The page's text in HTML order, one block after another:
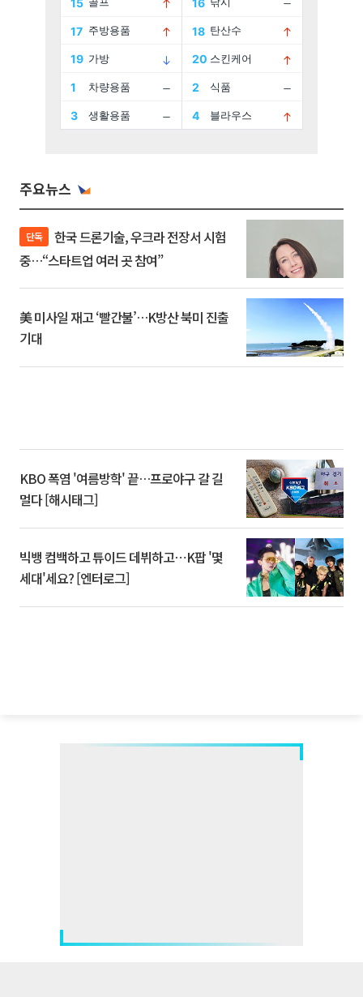
주요뉴스
단독
중…“스타트업 여러 곳 참여”
美 미사일 재고 ‘빨간불’…K방산 북미 진출
기대
KBO 폭염 '여름방학' 끝…프로야구 갈 길
멀다 [해시태그]
빅뱅 컴백하고 튜이드 데뷔하고⋯K팝 '몇
세대'세요? [엔터로그]